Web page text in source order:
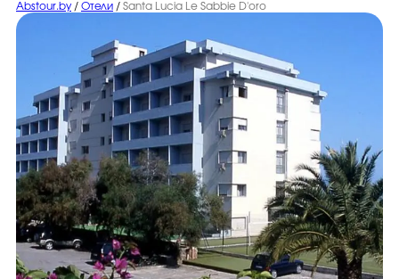
Abstour.by / Отели / Santa Lucia Le Sabbie D'oro